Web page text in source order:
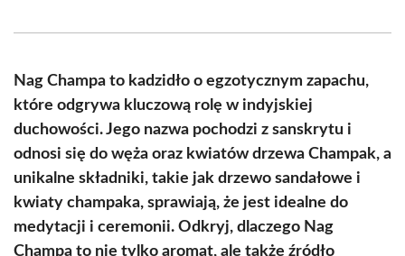
(Twitter)
Nag Champa to kadzidło o egzotycznym zapachu,
które odgrywa kluczową rolę w indyjskiej
duchowości. Jego nazwa pochodzi z sanskrytu i
odnosi się do węża oraz kwiatów drzewa Champak, a
unikalne składniki, takie jak drzewo sandałowe i
kwiaty champaka, sprawiają, że jest idealne do
medytacji i ceremonii. Odkryj, dlaczego Nag
Champa to nie tylko aromat, ale także źródło